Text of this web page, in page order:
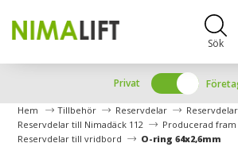
Sök
Privat
Hem Tillbehör Reservdelar
Reservdelar till Nimadäck 112
Producerad fram
Reservdelar till vridbord
O-ring 64x2,6mm